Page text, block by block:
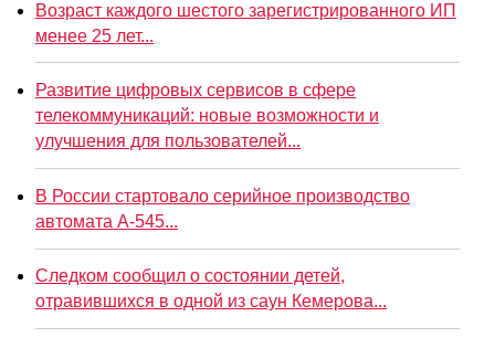
Возраст каждого шестого зарегистрированного ИП
менее 25 лет...
Развитие цифровых сервисов в сфере
телекоммуникаций: новые возможности и
улучшения для пользователей...
В России стартовало серийное производство
автомата А-545...
Следком сообщил о состоянии детей,
отравившихся в одной из саун Кемерова...